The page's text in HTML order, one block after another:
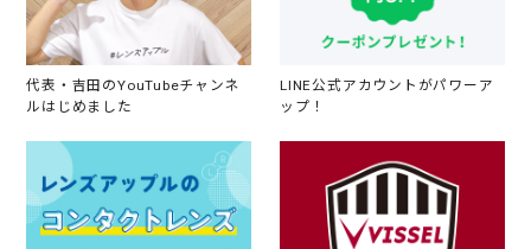
代表・吉田のYouTubeチャンネ
ルはじめました
LINE公式アカウントがパワーア
ップ！